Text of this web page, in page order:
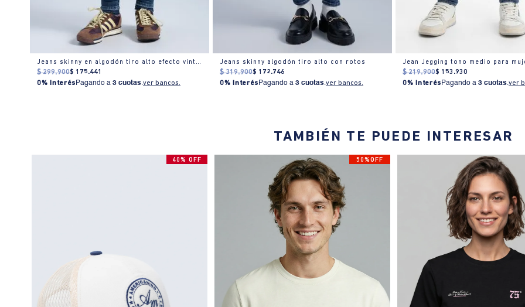
Jeans skinny en algodón tiro alto efecto vintage
$ 299.900$ 175.441
0% Interés Pagando a3 cuotas.ver bancos.
Jeans skinny algodón tiro alto con rotos
$ 319.900$ 172.746
0% Interés Pagando a3 cuotas.ver bancos.
Jean Jegging tono medio para
$ 219.900$ 153 .930
0% Interés Pagando a3 cuotas.ver
TAMBIÉN TE PUEDE INTERESAR
40% OFF 50%OFF